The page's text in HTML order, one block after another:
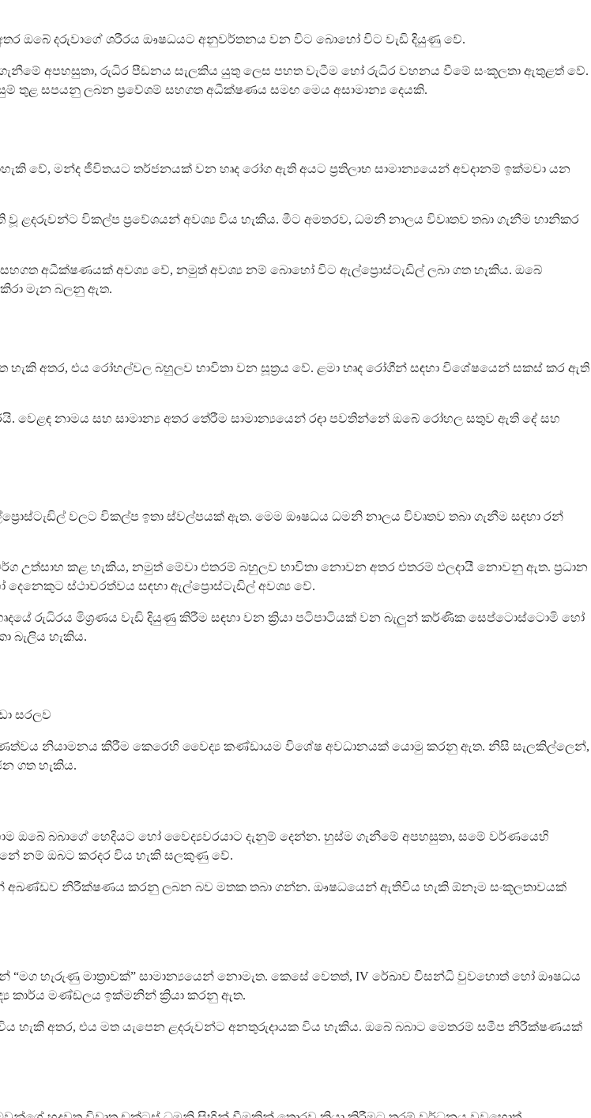
ඔබේ දරුවාගේ ශරීරය ඖෂධයට අනුවර්තනය වන විට බොහෝ විට වැඩි දියුණු වේ.
අපහසුතා, රුධිර පීඩනය සැලකිය යුතු ලෙස පහත වැටීම හෝ රුධිර වහනය වීමේ සංකූලතා ඇතුළත් වේ.
තුළ සපයනු ලබන ප්‍රවේශම් සහගත අධීක්ෂණය සමඟ මෙය අසාමාන්‍ය දෙයකි.
වේ, මන්ද ජීවිතයට තර්ජනයක් වන හෘද රෝග ඇති අයට ප්‍රතිලාභ සාමාන්‍යයෙන් අවදානම් ඉක්මවා යන
විකල්ප ප්‍රවේශයන් අවශ්‍ය විය හැකිය. මීට අමතරව, ධමනි නාලය විවෘතව තබා ගැනීම හානිකර
අධීක්ෂණයක් අවශ්‍ය වේ, නමුත් අවශ්‍ය නම් බොහෝ විට ඇල්ප්‍රොස්ටැඩිල් ලබා ගත හැකිය. ඔබේ
මැන බලනු ඇත.
ගත හැකි අතර, එය රෝහල්වල බහුලව භාවිතා වන සූත්‍රය වේ. ළමා හෘද රෝගීන් සඳහා විශේෂයෙන් සකස් කර ඇති
වෙළඳ නාමය සහ සාමාන්‍ය අතර තේරීම සාමාන්‍යයෙන් රඳා පවතින්නේ ඔබේ රෝහල සතුව ඇති දේ සහ
වලට විකල්ප ඉතා ස්වල්පයක් ඇත. මෙම ඖෂධය ධමනි නාලය විවෘතව තබා ගැනීම සඳහා රන්
උත්සාහ කළ හැකිය, නමුත් මේවා එතරම් බහුලව භාවිතා නොවන අතර එතරම් ඵලදායී නොවනු ඇත. ප්‍රධාන
ස්ථාවරත්වය සඳහා ඇල්ප්‍රොස්ටැඩිල් අවශ්‍ය වේ.
රුධිරය මිශ්‍රණය වැඩි දියුණු කිරීම සඳහා වන ක්‍රියා පටිපාටියක් වන බැලුන් කර්ණික සෙප්ටොස්ටොමි හෝ
බැලිය හැකිය.
සරලව
නියාමනය කිරීම කෙරෙහි වෛද්‍ය කණ්ඩායම විශේෂ අවධානයක් යොමු කරනු ඇත. නිසි සැලකිල්ලෙන්,
ගත හැකිය.
ඔබේ බබාගේ හෙදියට හෝ වෛද්‍යවරයාට දැනුම් දෙන්න. හුස්ම ගැනීමේ අපහසුතා, සමේ වර්ණයෙහි
නම් ඔබට කරදර විය හැකි සලකුණු වේ.
අඛණ්ඩව නිරීක්ෂණය කරනු ලබන බව මතක තබා ගන්න. ඖෂධයෙන් ඇතිවිය හැකි ඕනෑම සංකූලතාවයක්
“මග හැරුණු මාත්‍රාවක්” සාමාන්‍යයෙන් නොමැත. කෙසේ වෙතත්, IV රේඛාව විසන්ධි වුවහොත් හෝ ඖෂධය
කාර්ය මණ්ඩලය ඉක්මනින් ක්‍රියා කරනු ඇත.
හැකි අතර, එය මත යැපෙන ළදරුවන්ට අනතුරුදායක විය හැකිය. ඔබේ බබාට මෙතරම් සමීප නිරීක්ෂණයක්